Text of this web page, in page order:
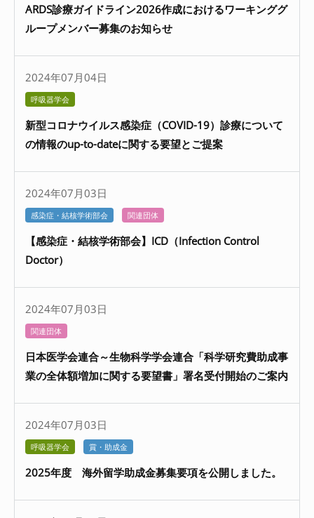
ARDS診療ガイドライン2026作成におけるワーキンググ
ループメンバー募集のお知らせ
2024年07月04日
呼吸器学会
新型コロナウイルス感染症（COVID-19）診療について
の情報のup-to-dateに関する要望とご提案
2024年07月03日
感染症・結核学術部会 関連団体
【感染症・結核学術部会】ICD（Infection Control
Doctor）
2024年07月03日
関連団体
日本医学会連合～生物科学学会連合「科学研究費助成事
業の全体額増加に関する要望書」署名受付開始のご案内
2024年07月03日
呼吸器学会 賞・助成金
2025年度 海外留学助成金募集要項を公開しました。